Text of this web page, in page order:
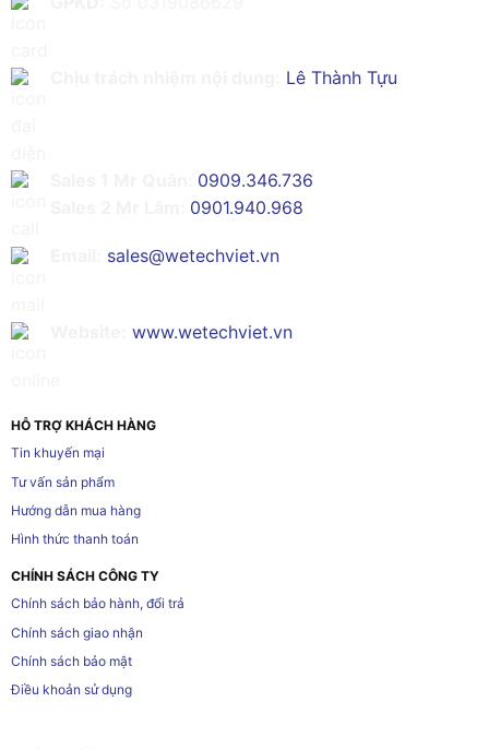
Lê Thành Tựu
0909.346.736
0901.940.968
sales@wetechviet.vn
www.wetechviet.vn
HỖ TRỢ KHÁCH HÀNG
Tin khuyến mại
Tư vấn sản phẩm
Hướng dẫn mua hàng
Hình thức thanh toán
CHÍNH SÁCH CÔNG TY
Chính sách bảo hành, đổi trả
Chính sách giao nhận
Chính sách bảo mật
Điều khoản sử dụng